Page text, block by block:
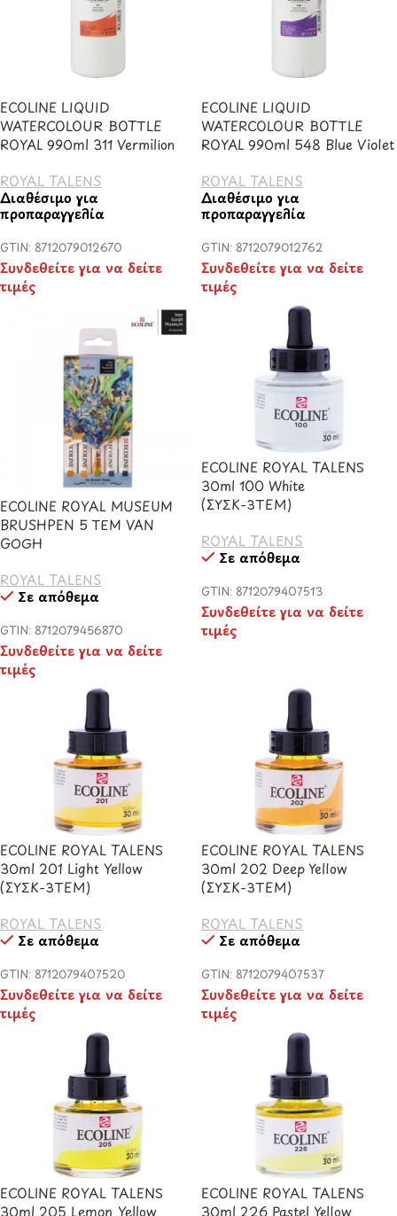
ECOLINE LIQUID
WATERCOLOUR BOTTLE
ROYAL 990ml 311 Vermilion
ROYAL TALENS
Διαθέσιμο για
προπαραγγελία
GTIN: 8712079012670
Συνδεθείτε για να δείτε
τιμές
ECOLINE LIQUID
WATERCOLOUR BOTTLE
ROYAL 990ml 548 Blue Violet
ROYAL TALENS
Διαθέσιμο για
προπαραγγελία
GTIN: 8712079012762
Συνδεθείτε για να δείτε
τιμές
ECOLINE ROYAL MUSEUM
BRUSHPEN 5 ΤΕΜ VAN
GOGH
ROYAL TALENS
Σε απόθεμα
GTIN: 8712079456870
Συνδεθείτε για να δείτε
τιμές
ECOLINE ROYAL TALENS
30ml 100 White
(ΣΥΣΚ-3TEM)
ROYAL TALENS
Σε απόθεμα
GTIN: 8712079407513
Συνδεθείτε για να δείτε
τιμές
ECOLINE ROYAL TALENS
30ml 201 Light Yellow
(ΣΥΣΚ-3TEM)
ROYAL TALENS
Σε απόθεμα
GTIN: 8712079407520
Συνδεθείτε για να δείτε
τιμές
ECOLINE ROYAL TALENS
30ml 202 Deep Yellow
(ΣΥΣΚ-3TEM)
ROYAL TALENS
Σε απόθεμα
GTIN: 8712079407537
Συνδεθείτε για να δείτε
τιμές
ECOLINE ROYAL TALENS
30ml 205 Lemon Yellow
ECOLINE ROYAL TALENS
30ml 226 Pastel Yellow